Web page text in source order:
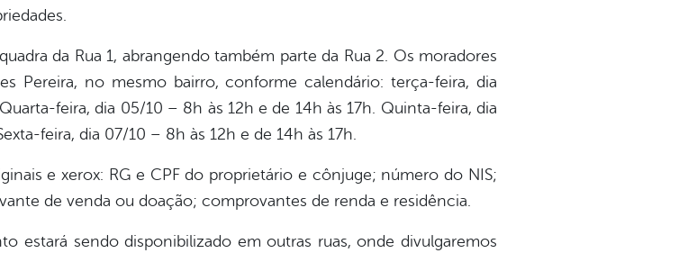
da Rua 1, abrangendo também parte da Rua 2. Os moradores
Pereira, no mesmo bairro, conforme calendário: terça-feira, dia
feira, dia 05/10 – 8h às 12h e de 14h às 17h. Quinta-feira, dia
feira, dia 07/10 – 8h às 12h e de 14h às 17h.
e xerox: RG e CPF do proprietário e cônjuge; número do NIS;
de venda ou doação; comprovantes de renda e residência.
estará sendo disponibilizado em outras ruas, onde divulgaremos